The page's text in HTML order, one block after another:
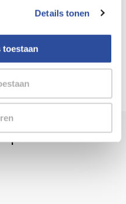
Details tonen
toestaan
hand